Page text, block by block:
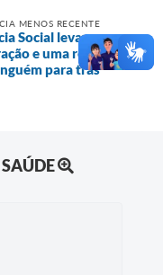
MENOS RECENTE
Social leva ao
e uma rede
para trás
SAÚDE